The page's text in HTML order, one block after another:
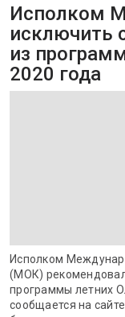
Исполком
исключить
из
2020 года
Исполком
(МОК)
программы летних
сообщается на